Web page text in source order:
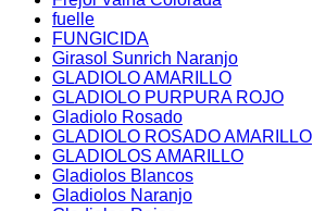
fuelle
FUNGICIDA
Girasol Sunrich Naranjo
GLADIOLO AMARILLO
GLADIOLO PURPURA ROJO
Gladiolo Rosado
GLADIOLO ROSADO AMARILLO
GLADIOLOS AMARILLO
Gladiolos Blancos
Gladiolos Naranjo